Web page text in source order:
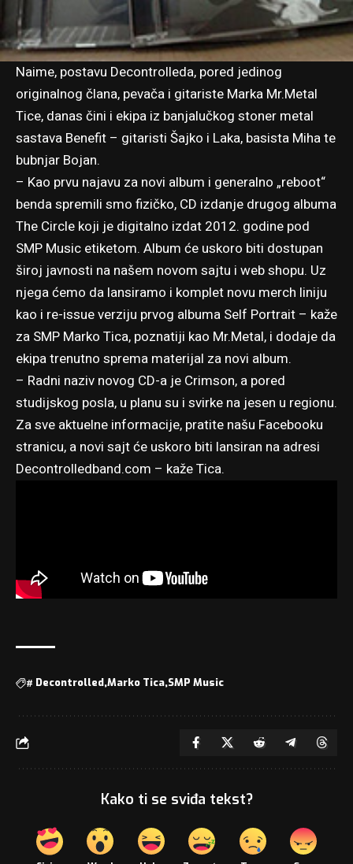
Naime, postavu Decontrolleda, pored jedinog
originalnog člana, pevača i gitariste Marka Mr.Metal
Tice, danas čini i ekipa iz banjalučkog stoner metal
sastava Benefit – gitaristi Šajko i Laka, basista Miha te
bubnjar Bojan.
– Kao prvu najavu za novi album i generalno „reboot“
benda spremili smo fizičko, CD izdanje drugog albuma
The Circle koji je digitalno izdat 2012. godine pod
SMP Music etiketom. Album će uskoro biti dostupan
široj javnosti na našem novom sajtu i web shopu. Uz
njega ćemo da lansiramo i komplet novu merch liniju
kao i re-issue verziju prvog albuma Self Portrait – kaže
za SMP Marko Tica, poznatiji kao Mr.Metal, i dodaje da
ekipa trenutno sprema materijal za novi album.
– Radni naziv novog CD-a je Crimson, a pored
studijskog posla, u planu su i svirke na jesen u regionu.
Za sve aktuelne informacije, pratite našu Facebooku
stranicu, a novi sajt će uskoro biti lansiran na adresi
Decontrolledband.com – kaže Tica.
# Decontrolled Marko Tica SMP Music
Kako ti se sviđa tekst?